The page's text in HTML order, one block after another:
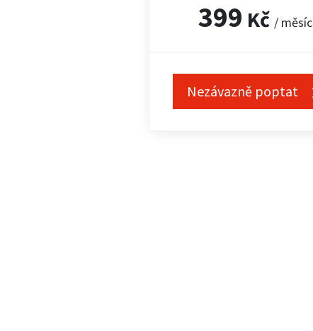
399 Kč / měsíc
Nezávazně poptat